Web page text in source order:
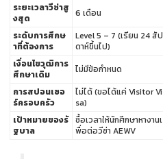
ระยะเวลาวีซ่าสู
งสุด
6 เดือน
ระดับการศึกษ
าที่ต้องการ
Level 5 – 7 (เรียน 24 สัป
ดาห์ขึ้นไป)
เงื่อนไขวุฒิการ
ศึกษาเดิม
ไม่มีข้อกำหนด
การสปอนเซอ
ร์ครอบครัว
ไม่ได้ (ขอได้แค่ Visitor Vi
sa)
เป้าหมายของรั
ฐบาล
ซื้อเวลาให้นักศึกษาหางานเ
พื่อต่อวีซ่า AEWV